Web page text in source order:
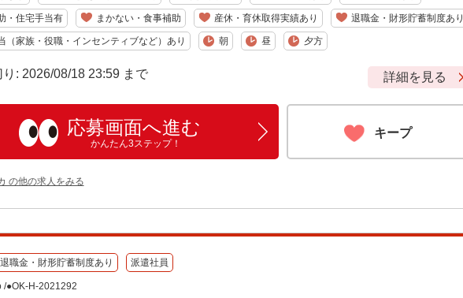
・住宅手当有 まかない・食事補助 産休・育休取得実績あり 退職金・財形貯蓄制度あり
（家族・役職・インセンティブなど）あり 朝 昼 夕方
: 2026/08/18 23:59 まで 詳細を見る
応募画面へ進む
かんたん3ステップ！
キープ
の他の求人をみる
退職金・財形貯蓄制度あり 派遣社員
/●OK-H-2021292